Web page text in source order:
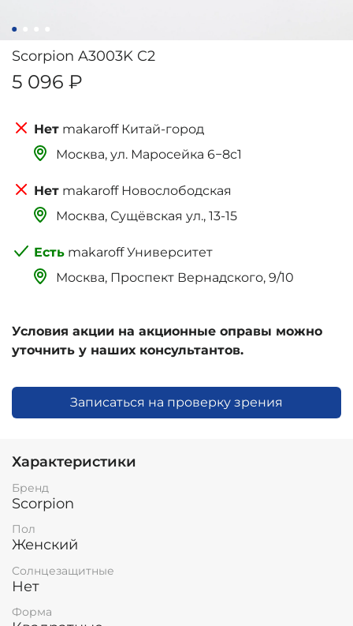
Scorpion A3003K C2
5 096 ₽
makaroff Китай-город
Москва, ‌‌‌‌ул. Маросейка 6−8с1
makaroff Новослободская
Москва, Сущёвская ул., 13-15
makaroff Университет
Москва, Проспект Вернадского, 9/10
Условия акции на акционные оправы можно
уточнить у наших консультантов.
Записаться на проверку зрения
Характеристики
Бренд
Scorpion
Пол
Женский
Солнцезащитные
Нет
Форма